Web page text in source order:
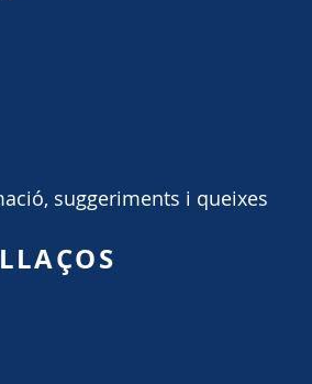
suggeriments i queixes